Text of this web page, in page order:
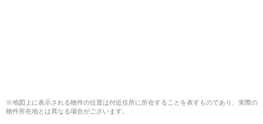
※地図上に表示される物件の位置は付近住所に所在することを表すものであり、実際の
物件所在地とは異なる場合がございます。